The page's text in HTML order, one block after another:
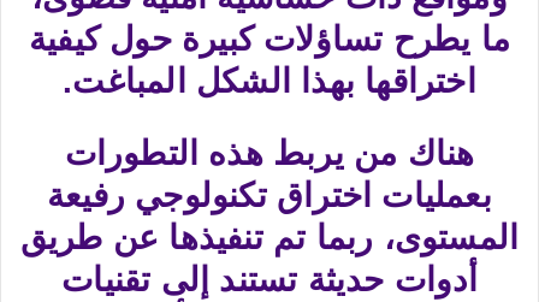
ما يطرح تساؤلات كبيرة حول كيفية
اختراقها بهذا الشكل المباغت.
هناك من يربط هذه التطورات
بعمليات اختراق تكنولوجي رفيعة
المستوى، ربما تم تنفيذها عن طريق
أدوات حديثة تستند إلى تقنيات